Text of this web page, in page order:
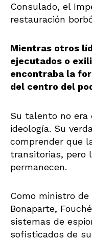
Consulado, el
restauración
Mientras otros
ejecutados o
encontraba la
del centro del
Su talento no era
ideología. Su
comprender que
transitorias, pero
permanecen.
Como ministro
Bonaparte,
sistemas de
sofisticados de